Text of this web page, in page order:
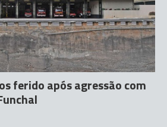
ferido após agressão com